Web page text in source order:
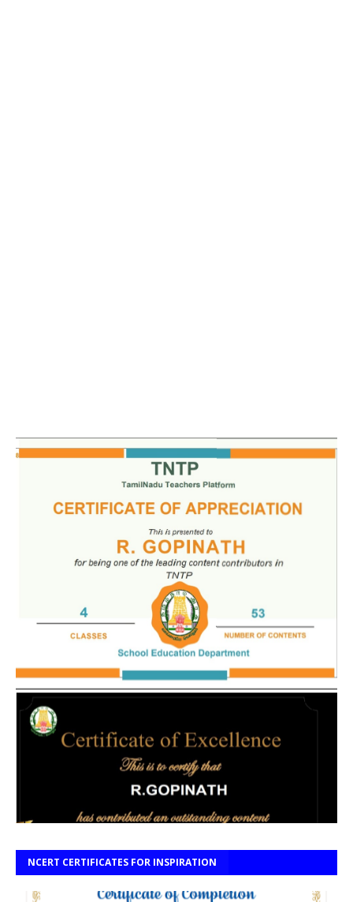
NCERT CERTIFICATES FOR INSPIRATION